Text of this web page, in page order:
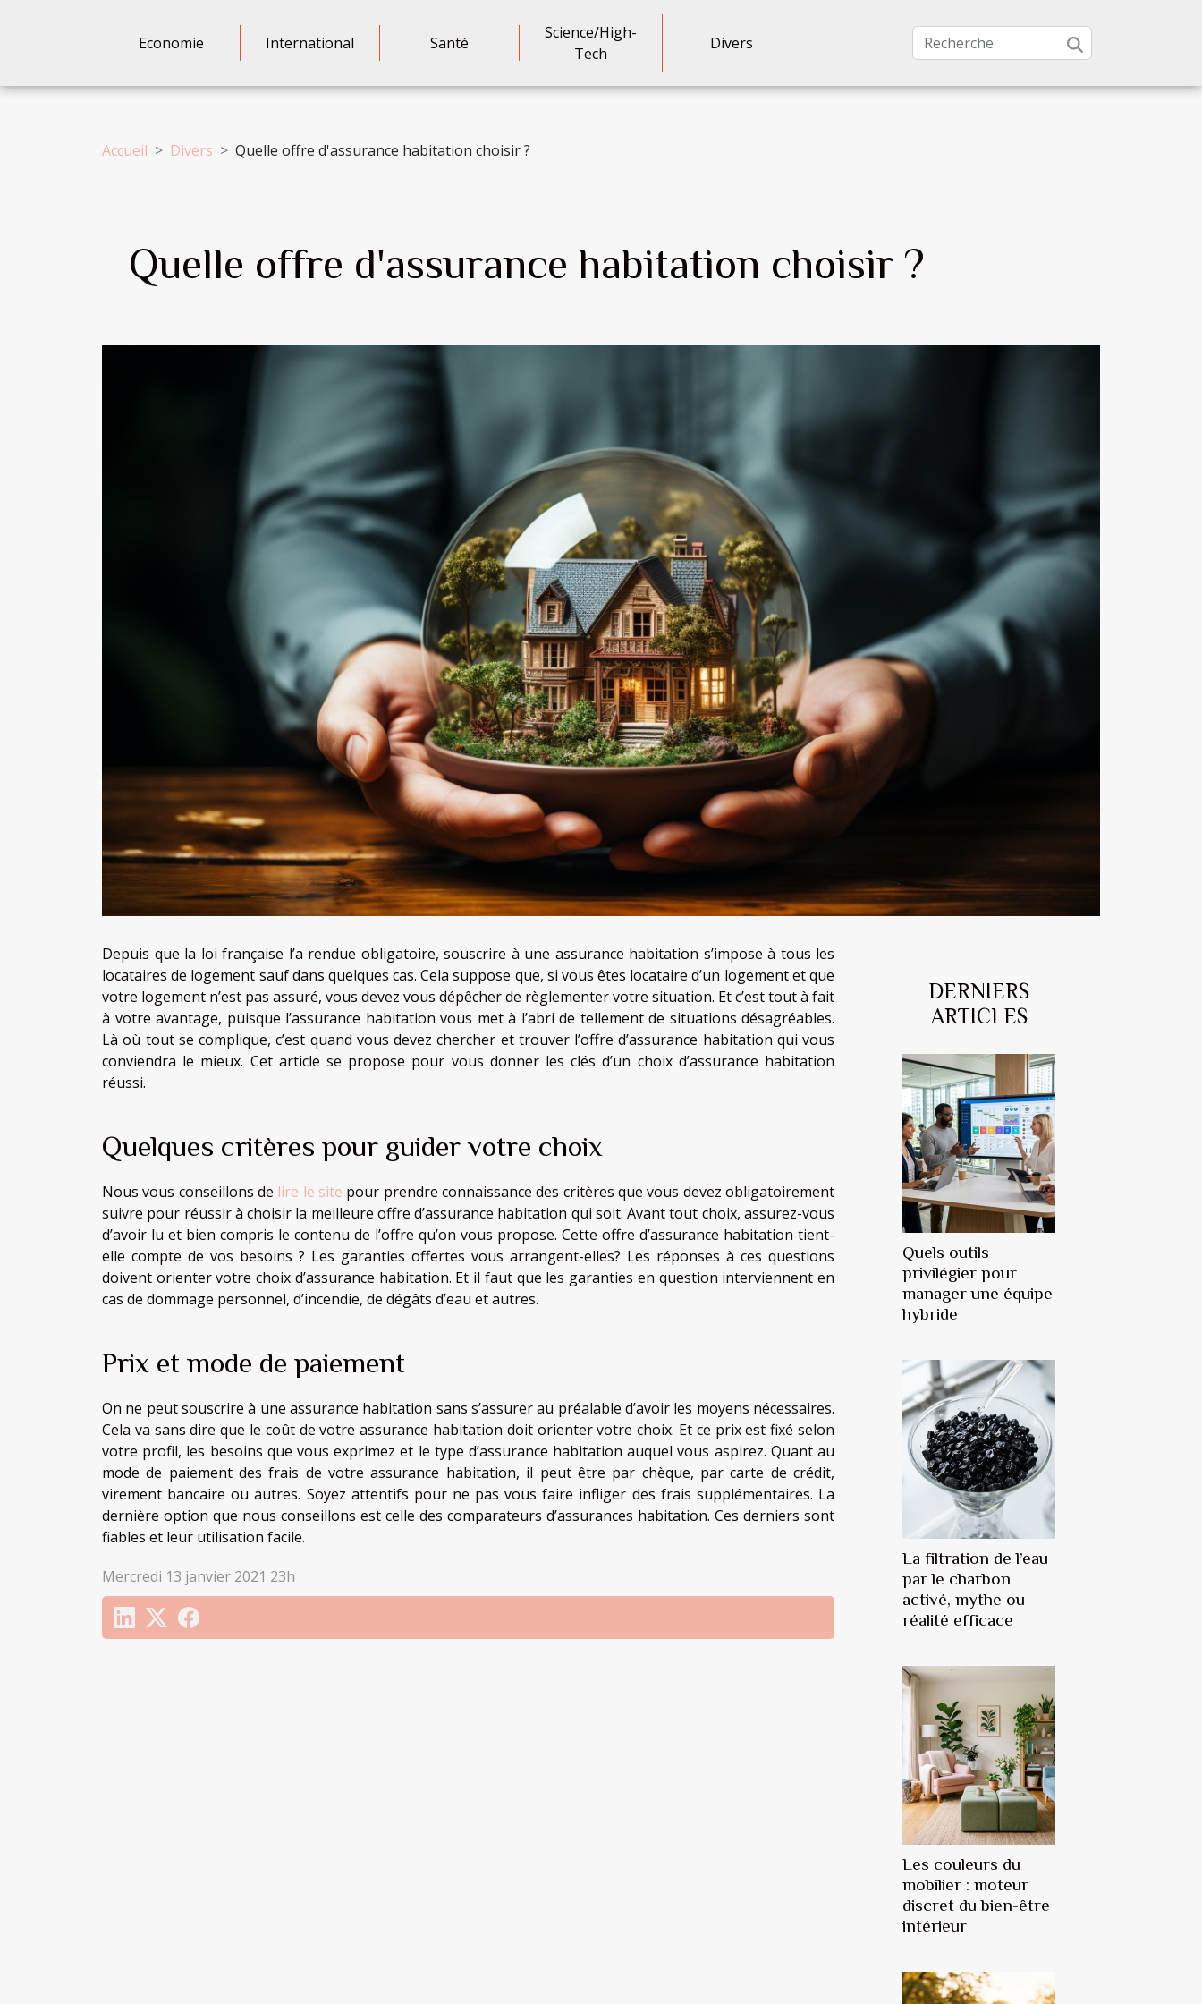
Economie International Santé
Science/High-
Tech
Divers
Accueil Divers Quelle offre d'assurance habitation choisir ?
Quelle offre d'assurance habitation choisir ?
Depuis que la loi française l’a rendue obligatoire, souscrire à une assurance habitation s’impose à tous les
locataires de logement sauf dans quelques cas. Cela suppose que, si vous êtes locataire d’un logement et que
votre logement n’est pas assuré, vous devez vous dépêcher de règlementer votre situation. Et c’est tout à fait
à votre avantage, puisque l’assurance habitation vous met à l’abri de tellement de situations désagréables.
Là où tout se complique, c’est quand vous devez chercher et trouver l’offre d’assurance habitation qui vous
conviendra le mieux. Cet article se propose pour vous donner les clés d’un choix d’assurance habitation
réussi.
Quelques critères pour guider votre choix
Nous vous conseillons de lire le site pour prendre connaissance des critères que vous devez obligatoirement
suivre pour réussir à choisir la meilleure offre d’assurance habitation qui soit. Avant tout choix, assurez-vous
d’avoir lu et bien compris le contenu de l’offre qu’on vous propose. Cette offre d’assurance habitation tient-
elle compte de vos besoins ? Les garanties offertes vous arrangent-elles? Les réponses à ces questions
doivent orienter votre choix d’assurance habitation. Et il faut que les garanties en question interviennent en
cas de dommage personnel, d’incendie, de dégâts d’eau et autres.
Prix et mode de paiement
On ne peut souscrire à une assurance habitation sans s’assurer au préalable d’avoir les moyens nécessaires.
Cela va sans dire que le coût de votre assurance habitation doit orienter votre choix. Et ce prix est fixé selon
votre profil, les besoins que vous exprimez et le type d’assurance habitation auquel vous aspirez. Quant au
mode de paiement des frais de votre assurance habitation, il peut être par chèque, par carte de crédit,
virement bancaire ou autres. Soyez attentifs pour ne pas vous faire infliger des frais supplémentaires. La
dernière option que nous conseillons est celle des comparateurs d’assurances habitation. Ces derniers sont
fiables et leur utilisation facile.
Mercredi 13 janvier 2021 23h
DERNIERS
ARTICLES
Quels outils
privilégier pour
manager une équipe
hybride
La filtration de l’eau
par le charbon
activé, mythe ou
réalité efficace
Les couleurs du
mobilier : moteur
discret du bien-être
intérieur